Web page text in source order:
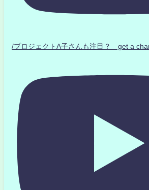
/プロジェクトA子さんも注目？ get a